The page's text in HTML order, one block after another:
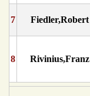
7 Fiedler,Robert
8 Rivinius,Franz